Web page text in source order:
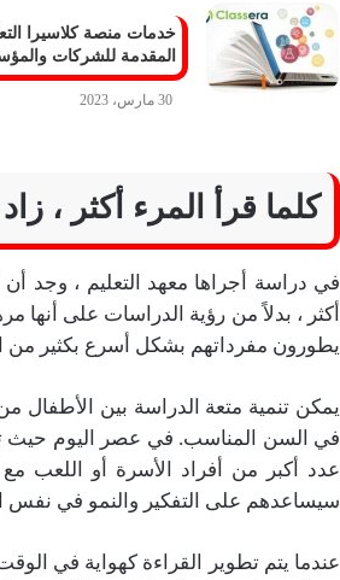
خدمات منصة كلاسيرا
المقدمة للشركات
30 مارس، 2023
كلما قرأ المرء أكثر ،
في دراسة أجراها معهد التعليم ، وجد
أكثر ، بدلاً من رؤية الدراسات على أنها
يطورون مفرداتهم بشكل أسرع بكثير من
يمكن تنمية متعة الدراسة بين الأطفال
في السن المناسب. في عصر اليوم حيث
عدد أكبر من أفراد الأسرة أو اللعب
سيساعدهم على التفكير والنمو في نفس
عندما يتم تطوير القراءة كهواية في